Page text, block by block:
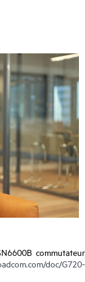
commutateur
doc/G720-